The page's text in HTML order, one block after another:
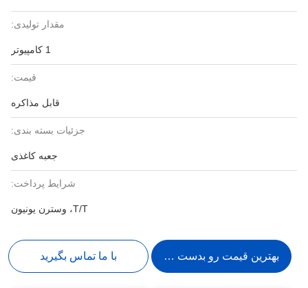
مقدار تولیدی:
1 کامپیوتر
قیمت:
قابل مذاکره
جزئیات بسته بندی:
جعبه کاغذی
شرایط پرداخت:
T/T، وسترن یونیون
بهترین قیمت رو بدست بیار با ما تماس بگیرید